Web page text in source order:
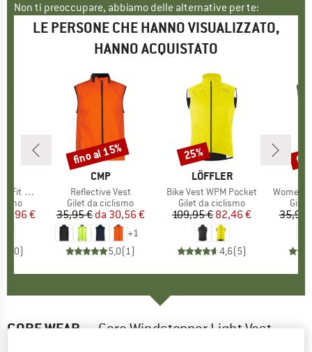
Non ti preoccupare, abbiamo delle alternative per te:
LE PERSONE CHE HANNO VISUALIZZATO,
HANNO ACQUISTATO
Pocket
ridotto
€
0)
MARCHIO
CMP
Articolo
Reflective Vest
Gruppo di prodotti
Gilet da ciclismo
Prezzo
35,95 € Prezzo ridotto
da 30,56 €
+1
5,0(1)
Sconto
fino al 15%
MARCHIO
LÖFFLER
Articolo
Bike Vest WPM Pocket
Gruppo di prodotti
Gilet da ciclismo
Prezzo
109,95 €Prezzo ridotto
82,46 €
4,6(5)
Sconto
25%
Articolo
Gilet
35,95
GORE WEAR
Gore Windstopper Light Vest -